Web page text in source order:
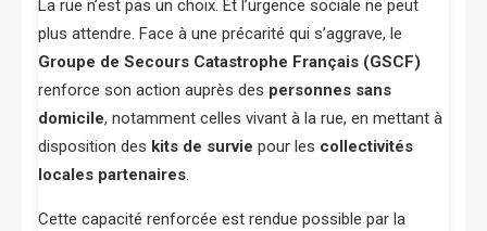
La rue n’est pas un choix. Et l’urgence sociale ne peut
plus attendre. Face à une précarité qui s’aggrave, le
Groupe de Secours Catastrophe Français (GSCF)
renforce son action auprès des personnes sans
domicile, notamment celles vivant à la rue, en mettant à
disposition des kits de survie pour les collectivités
locales partenaires.
Cette capacité renforcée est rendue possible par la